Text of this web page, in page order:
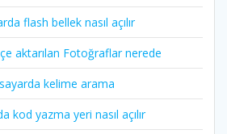
flash bellek nasıl açılır
aktarılan Fotoğraflar nerede
kelime arama
kod yazma yeri nasıl açılır